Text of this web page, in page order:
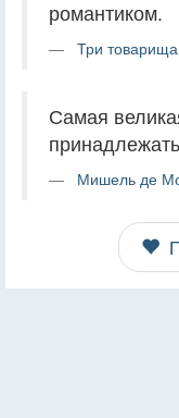
романтиком.
Три
Самая
Мишель де